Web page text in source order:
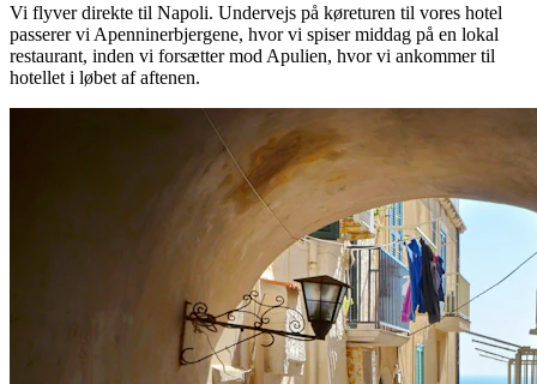
Vi flyver direkte til Napoli. Undervejs på køreturen til vores hotel
passerer vi Apenninerbjergene, hvor vi spiser middag på en lokal
restaurant, inden vi forsætter mod Apulien, hvor vi ankommer til
hotellet i løbet af aftenen.